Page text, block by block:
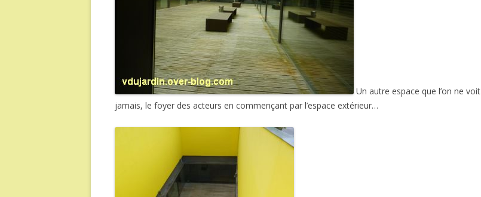
Un autre espace que l’on ne voit
jamais, le foyer des acteurs en commençant par l’espace extérieur…